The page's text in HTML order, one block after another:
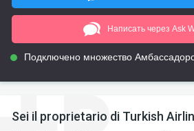
Написать через Ask
Подключено множество
Sei il proprietario di Turkish